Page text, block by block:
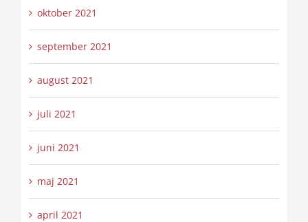
oktober 2021
september 2021
august 2021
juli 2021
juni 2021
maj 2021
april 2021